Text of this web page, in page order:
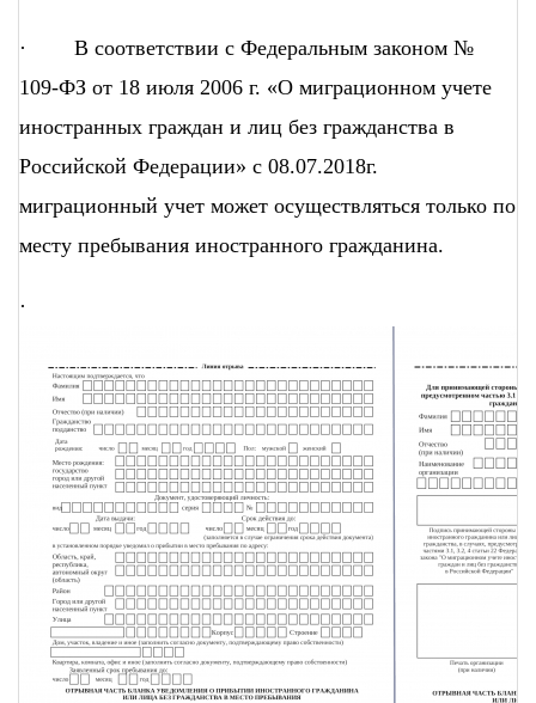
· В соответствии с Федеральным законом №
109-ФЗ от 18 июля 2006 г. «О миграционном учете
иностранных граждан и лиц без гражданства в
Российской Федерации» с 08.07.2018г.
миграционный учет может осуществляться только по
месту пребывания иностранного гражданина.
·